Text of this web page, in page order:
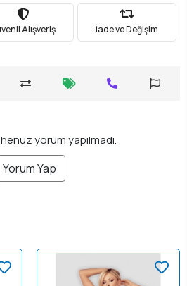
Alışveriş İade ve Değişim
yorum yapılmadı.
Yorum Yap